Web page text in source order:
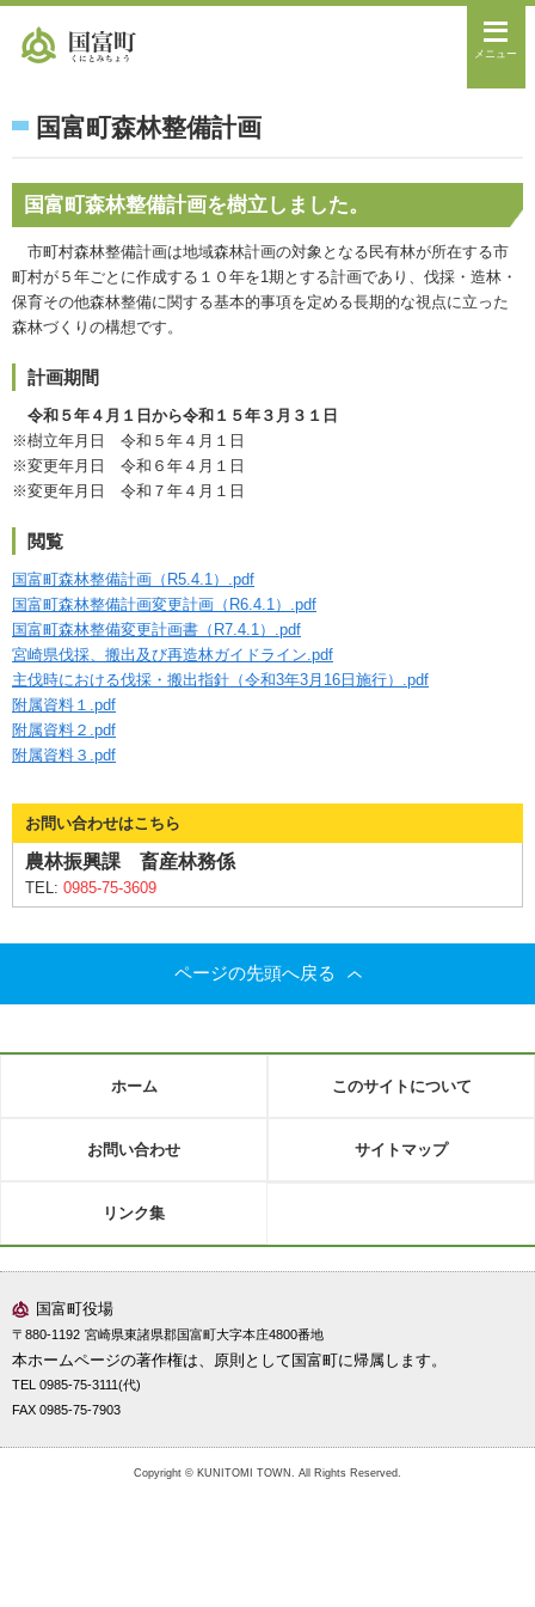
メニュー
国富町森林整備計画
国富町森林整備計画を樹立しました。
市町村森林整備計画は地域森林計画の対象となる民有林が所在する市
町村が５年ごとに作成する１０年を1期とする計画であり、伐採・造林・
保育その他森林整備に関する基本的事項を定める長期的な視点に立った
森林づくりの構想です。
計画期間
令和５年４月１日から令和１５年３月３１日
※樹立年月日 令和５年４月１日
※変更年月日 令和６年４月１日
※変更年月日 令和７年４月１日
閲覧
国富町森林整備計画（R5.4.1）.pdf
国富町森林整備計画変更計画（R6.4.1）.pdf
国富町森林整備変更計画書（R7.4.1）.pdf
宮崎県伐採、搬出及び再造林ガイドライン.pdf
主伐時における伐採・搬出指針（令和3年3月16日施行）.pdf
附属資料１.pdf
附属資料２.pdf
附属資料３.pdf
お問い合わせはこちら
農林振興課 畜産林務係
TEL: 0985-75-3609
ページの先頭へ戻る
ホーム このサイトについて
お問い合わせ サイトマップ
リンク集
国富町役場
〒880-1192 宮崎県東諸県郡国富町大字本庄4800番地
本ホームページの著作権は、原則として国富町に帰属します。
TEL 0985-75-3111(代)
FAX 0985-75-7903
Copyright © KUNITOMI TOWN. All Rights Reserved.